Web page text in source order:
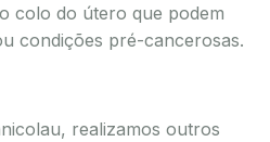
colo do útero que podem
condições pré-cancerosas.
realizamos outros